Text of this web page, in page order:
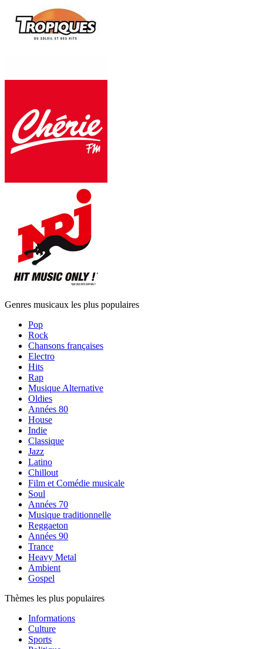
Genres musicaux les plus populaires
Pop
Rock
Chansons françaises
Electro
Hits
Rap
Musique Alternative
Oldies
Années 80
House
Indie
Classique
Jazz
Latino
Chillout
Film et Comédie musicale
Soul
Années 70
Musique traditionnelle
Reggaeton
Années 90
Trance
Heavy Metal
Ambient
Gospel
Thèmes les plus populaires
Informations
Culture
Sports